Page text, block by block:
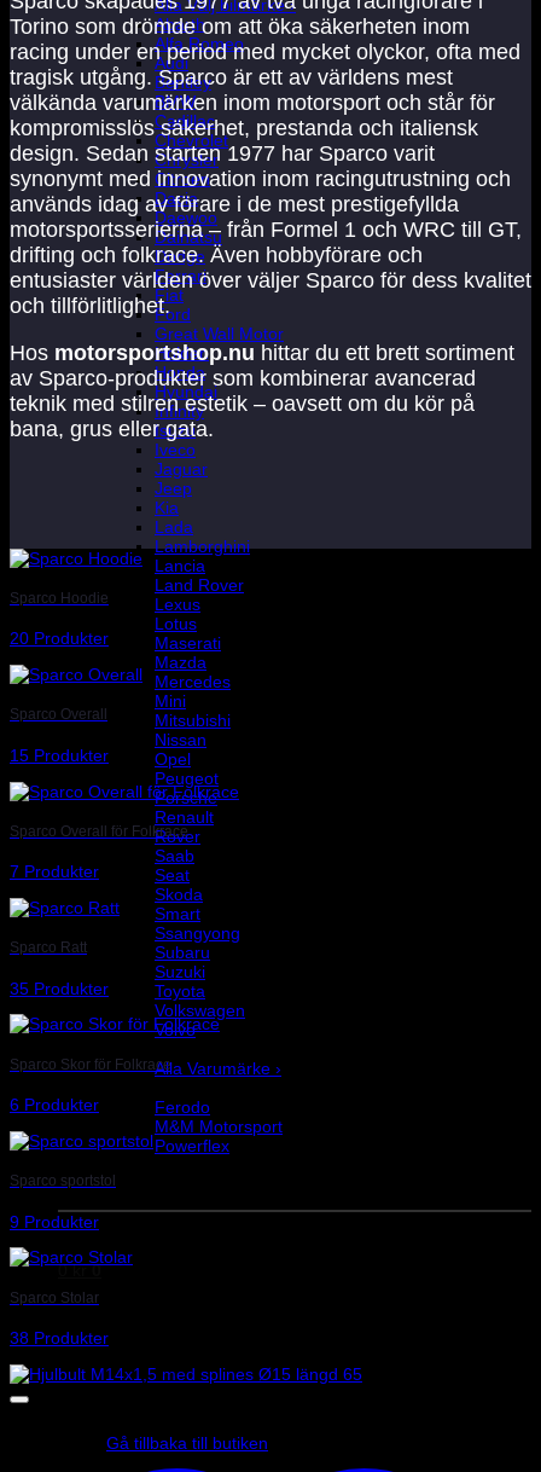
Alla Välj bilmärke ›
Abarth
Alfa Romeo
Audi
Bentley
BMW
Cadillac
Chevrolet
Chrysler
Citroen
Dacia
Daewoo
Daihatsu
Dodge
Ferrari
Fiat
Ford
Great Wall Motor
Holden
Honda
Hyundai
Infinity
Isuzu
Iveco
Jaguar
Jeep
Kia
Lada
Lamborghini
Lancia
Land Rover
Lexus
Lotus
Maserati
Mazda
Mercedes
Mini
Mitsubishi
Nissan
Opel
Peugeot
Porsche
Renault
Rover
Saab
Seat
Skoda
Smart
Ssangyong
Subaru
Suzuki
Toyota
Volkswagen
Volvo
Alla Varumärke ›
Ferodo
M&M Motorsport
Powerflex
0kr 0
Gå tillbaka till butiken
Torino som drömde om att öka säkerheten inom
racing under en period med mycket olyckor, ofta med
tragisk utgång. Sparco är ett av världens mest
välkända varumärken inom motorsport och står för
kompromisslös säkerhet, prestanda och italiensk
design. Sedan starten 1977 har Sparco varit
synonymt med innovation inom racingutrustning och
används idag av förare i de mest prestigefyllda
motorsportsserierna – från Formel 1 och WRC till GT,
drifting och folkrace. Även hobbyförare och
entusiaster världen över väljer Sparco för dess kvalitet
och tillförlitlighet.
Hos motorsportshop.nu hittar du ett brett sortiment
av Sparco-produkter som kombinerar avancerad
teknik med stilren estetik – oavsett om du kör på
bana, grus eller gata.
Sparco Hoodie
20 Produkter
Sparco Overall
15 Produkter
Sparco Overall för Folkrace
7 Produkter
Sparco Ratt
35 Produkter
Sparco Skor för Folkrace
6 Produkter
Sparco sportstol
9 Produkter
Sparco Stolar
38 Produkter